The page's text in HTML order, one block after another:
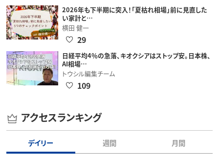
2026年も下半期に突入！「夏枯れ相場」前に見直した
い家計と…
横田 健一
29
日経平均4％の急落、キオクシアはストップ安。日本株、
AI相場…
トウシル編集チーム
109
アクセスランキング
デイリー 週間 月間